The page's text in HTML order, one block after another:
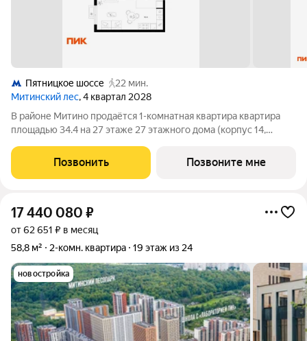
Пятницкое шоссе
22 мин.
Митинский лес, 4 квартал 2028
В районе Митино продаётся 1-комнатная квартира квартира
площадью 34.4 на 27 этаже 27 этажного дома (корпус 14,
расположение 20 минут пешком до станции метро
«Пятницкое шоссе». 8 минут на автомобиле до
Позвонить Позвоните мне
17 440 080 ₽
от 62 651 ₽ в месяц
58,8 м²
2-комн. квартира 19 этаж из 24
новостройка